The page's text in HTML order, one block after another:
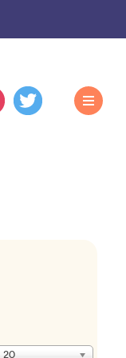
แสดง
20